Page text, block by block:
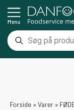
Menu
Forside » Varer »